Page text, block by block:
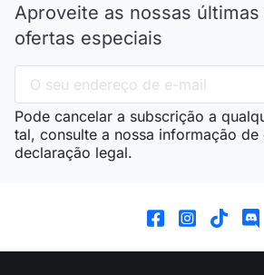
Aproveite as nossas
ofertas especiais
Pode cancelar a subscrição a
tal, consulte a nossa informação de
declaração legal.